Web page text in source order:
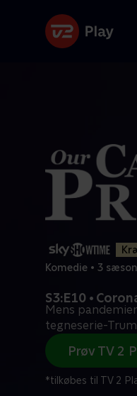
Komedie • 3
S3:E10 •
Mens
tegneserie-
Prøv TV 2
*tilkøbes til TV 2